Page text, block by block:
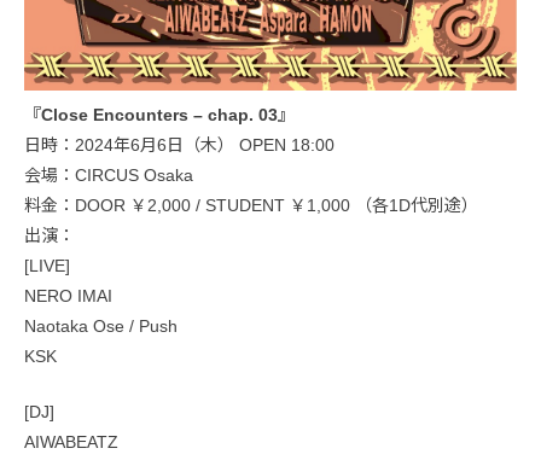
『Close Encounters – chap. 03』
日時：2024年6月6日（木） OPEN 18:00
会場：CIRCUS Osaka
料金：DOOR ￥2,000 / STUDENT ￥1,000 （各1D代別途）
出演：
[LIVE]
NERO IMAI
Naotaka Ose / Push
KSK
[DJ]
AIWABEATZ